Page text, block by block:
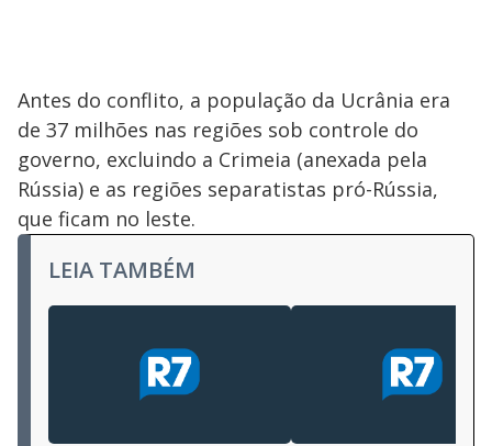
Antes do conflito, a população da Ucrânia era
de 37 milhões nas regiões sob controle do
governo, excluindo a Crimeia (anexada pela
Rússia) e as regiões separatistas pró-Rússia,
que ficam no leste.
LEIA TAMBÉM